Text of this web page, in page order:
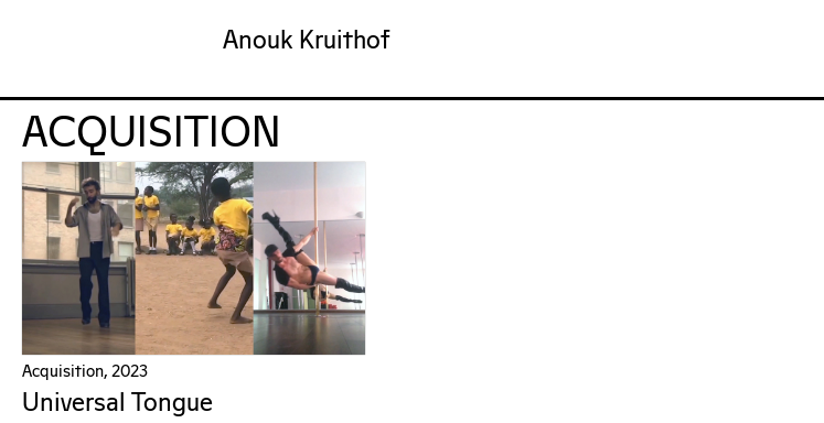
Anouk Kruithof
ACQUISITION
Acquisition, 2023
Universal Tongue